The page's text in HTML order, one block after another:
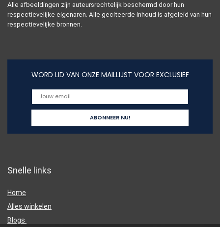
Alle afbeeldingen zijn auteursrechtelijk beschermd door hun
respectievelijke eigenaren. Alle geciteerde inhoud is afgeleid van hun
respectievelijke bronnen.
WORD LID VAN ONZE MAILLIJST VOOR EXCLUSIEF
Snelle links
Home
Alles winkelen
Blogs